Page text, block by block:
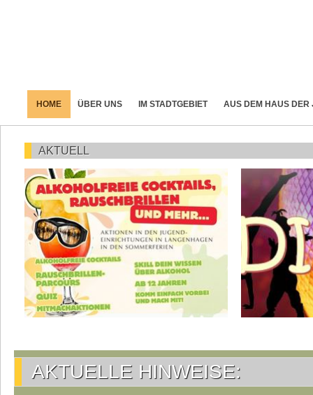
HOME ÜBER UNS IM STADTGEBIET AUS DEM HAUS DER
AKTUELL
AKTUELLE HINWEISE: